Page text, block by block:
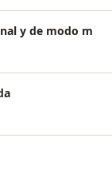
y de modo m